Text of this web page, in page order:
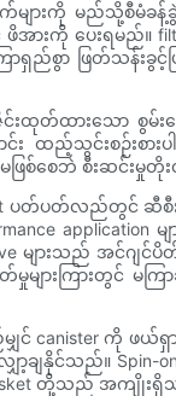
များကို မည်သို့စီမံခ
အားကို ပေးရမည်။
စွာ ဖြတ်သန်းခွင့်ပ
းထုတ်ထားသော စွ
ာင်း ထည့်သွင်းစဉ်းစ
ဖြစ်စေဘဲ စီးဆင်း
ပတ်ပတ်လည်တွင်
များ
များသည် အင်ဂျ
မှုများကြားတွင် မ
ကို ဖယ်ရှားပ
ချနိုင်သည်။ Spin-
gasket တို့သည် အကျိုး